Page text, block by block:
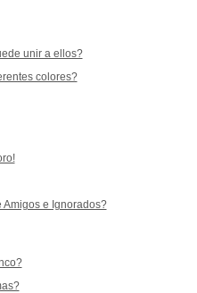
unir a ellos?
colores?
e Ignorados?